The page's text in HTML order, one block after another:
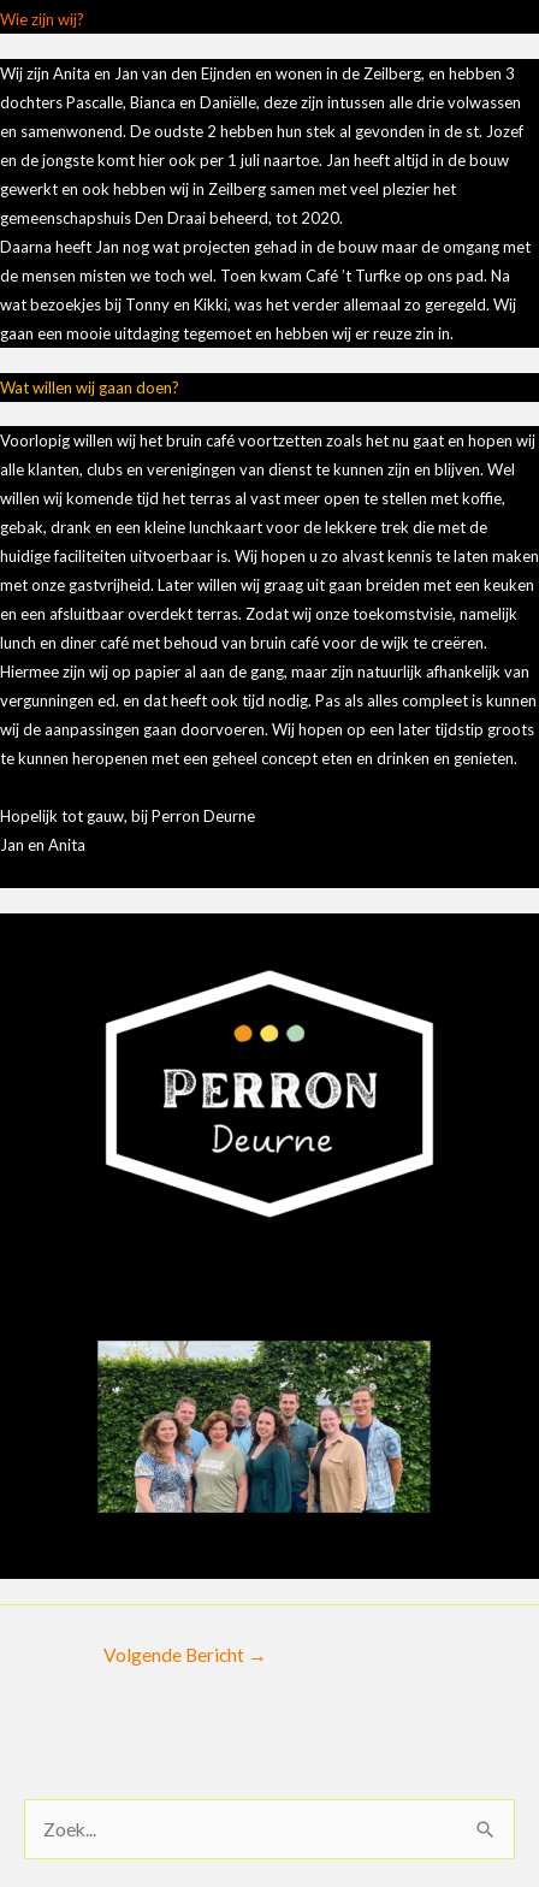
Wie zijn wij?
Wij zijn Anita en Jan van den Eijnden en wonen in de Zeilberg, en hebben 3
dochters Pascalle, Bianca en Daniëlle, deze zijn intussen alle drie volwassen
en samenwonend. De oudste 2 hebben hun stek al gevonden in de st. Jozef
en de jongste komt hier ook per 1 juli naartoe. Jan heeft altijd in de bouw
gewerkt en ook hebben wij in Zeilberg samen met veel plezier het
gemeenschapshuis Den Draai beheerd, tot 2020.
Daarna heeft Jan nog wat projecten gehad in de bouw maar de omgang met
de mensen misten we toch wel. Toen kwam Café ’t Turfke op ons pad. Na
wat bezoekjes bij Tonny en Kikki, was het verder allemaal zo geregeld. Wij
gaan een mooie uitdaging tegemoet en hebben wij er reuze zin in.
Wat willen wij gaan doen?
Voorlopig willen wij het bruin café voortzetten zoals het nu gaat en hopen wij
alle klanten, clubs en verenigingen van dienst te kunnen zijn en blijven. Wel
willen wij komende tijd het terras al vast meer open te stellen met koffie,
gebak, drank en een kleine lunchkaart voor de lekkere trek die met de
huidige faciliteiten uitvoerbaar is. Wij hopen u zo alvast kennis te laten maken
met onze gastvrijheid. Later willen wij graag uit gaan breiden met een keuken
en een afsluitbaar overdekt terras. Zodat wij onze toekomstvisie, namelijk
lunch en diner café met behoud van bruin café voor de wijk te creëren.
Hiermee zijn wij op papier al aan de gang, maar zijn natuurlijk afhankelijk van
vergunningen ed. en dat heeft ook tijd nodig. Pas als alles compleet is kunnen
wij de aanpassingen gaan doorvoeren. Wij hopen op een later tijdstip groots
te kunnen heropenen met een geheel concept eten en drinken en genieten.
Hopelijk tot gauw, bij Perron Deurne
Jan en Anita
Volgende Bericht →